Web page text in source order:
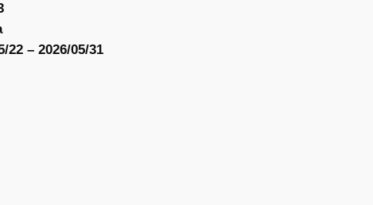
22 – 2026/05/31